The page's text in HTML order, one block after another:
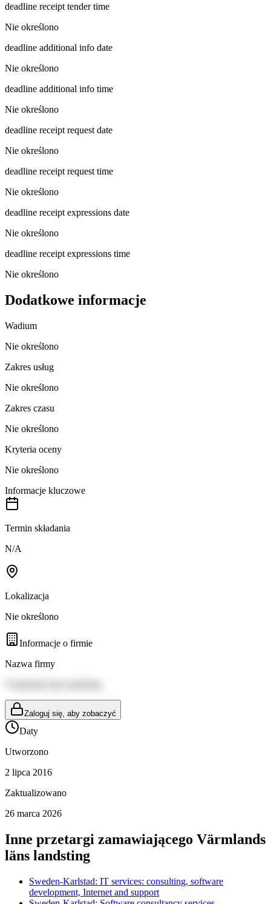
deadline receipt tender time
Nie określono
deadline additional info date
Nie określono
deadline additional info time
Nie określono
deadline receipt request date
Nie określono
deadline receipt request time
Nie określono
deadline receipt expressions date
Nie określono
deadline receipt expressions time
Nie określono
Dodatkowe informacje
Wadium
Nie określono
Zakres usług
Nie określono
Zakres czasu
Nie określono
Kryteria oceny
Nie określono
Informacje kluczowe
Termin składania
N/A
Lokalizacja
Nie określono
Informacje o firmie
Nazwa firmy
Zaloguj się, aby zobaczyć
Daty
Utworzono
2 lipca 2016
Zaktualizowano
26 marca 2026
Inne przetargi zamawiającego Värmlands
läns landsting
Sweden-Karlstad: IT services: consulting, software
development, Internet and support